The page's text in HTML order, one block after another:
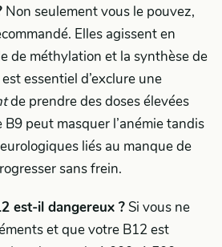
Non seulement vous le pouvez,
Elles agissent en
de méthylation et la synthèse de
essentiel d’exclure une
de prendre des doses élevées
B9 peut masquer l’anémie tandis
liés au manque de
sans frein.
est-il dangereux ?Si vous ne
et que votre B12 est